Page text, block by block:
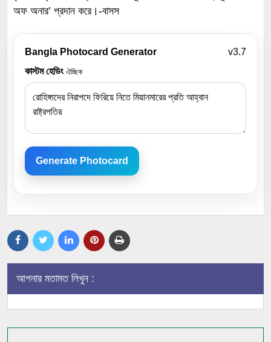
অফ অনার’ প্রদান করে।-বাসস
Bangla Photocard Generator
v3.7
কাস্টম হেডিং ঐচ্ছিক
Generate Photocard
আপনার মতামত লিখুন :